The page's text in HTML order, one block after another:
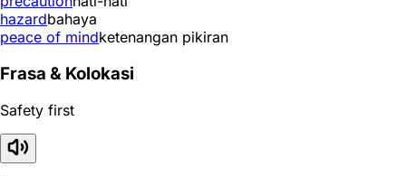
hazardbahaya
peace of mindketenangan pikiran
Frasa & Kolokasi
Safety first